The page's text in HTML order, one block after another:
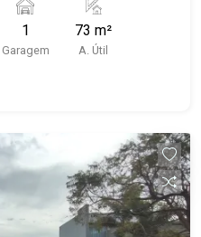
Ribeirão Preto Luzia,
1
Garagem
73 m²
A. Útil